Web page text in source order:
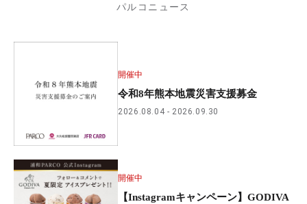
パルコニュース
開催中
令和8年熊本地震災害支援募金
2026.08.04 2026.09.30
開催中
【Instagramキャンペーン】GODIVA